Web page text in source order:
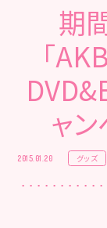
期
「
ャ
2015.01.20 グッズ